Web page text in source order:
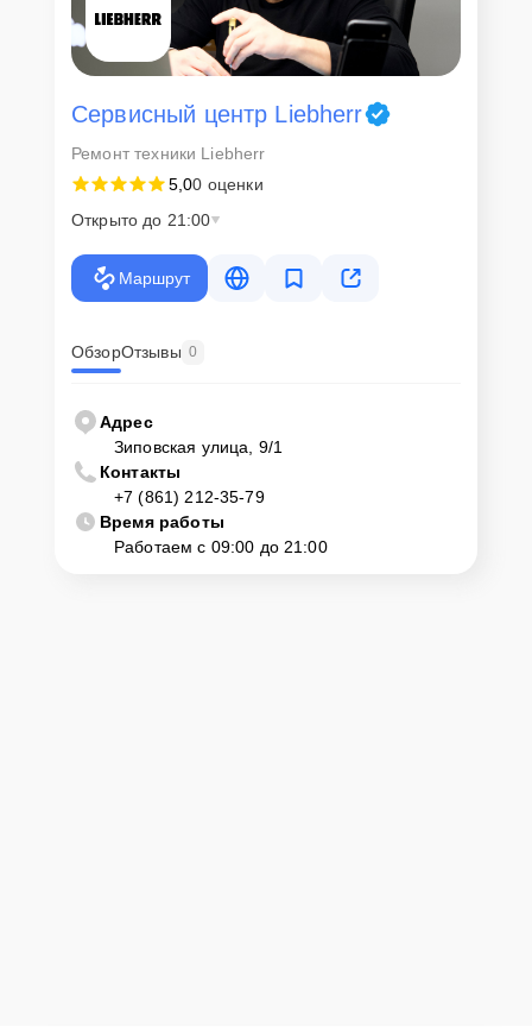
Сервисный центр Liebherr
Ремонт техники Liebherr
5,00 оценки
Открыто до 21:00
Маршрут
ОбзорОтзывы 0
Адрес
Зиповская улица, 9/1
Контакты
+7 (861) 212-35-79
Время работы
Работаем с 09:00 до 21:00